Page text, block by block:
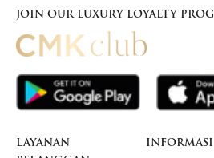
JOIN OUR LUXURY LOYALTY
LAYANAN
INFORMASI